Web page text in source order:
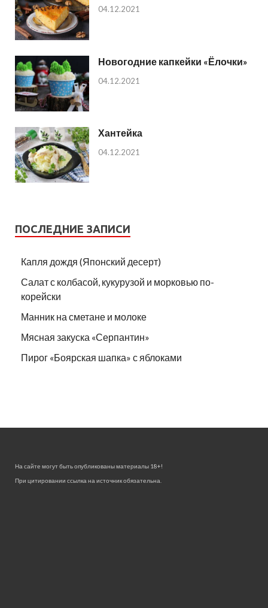
04.12.2021
Новогодние капкейки «Ёлочки»
04.12.2021
Хантейка
04.12.2021
ПОСЛЕДНИЕ ЗАПИСИ
Капля дождя (Японский десерт)
Салат с колбасой, кукурузой и морковью по-
корейски
Манник на сметане и молоке
Мясная закуска «Серпантин»
Пирог «Боярская шапка» с яблоками
На сайте могут быть опубликованы материалы 18+!
При цитировании ссылка на источник обязательна.